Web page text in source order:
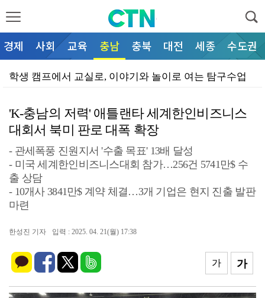
경제 사회 교육 충남 충북 대전 세종 수도권
학생 캠프에서 교실로, 이야기와 놀이로 여는 탐구수업
대전시의회 조성칠 의장, 시도의회의장협의회 2026년 …
안신일 세종시의장, 대한민국시도의회의장협의회 정기
논산시, 어르신 찾아가는 구강건강관리 가동… 맞춤형 의
논산시, 전 세계 홍역 확산 우려…예방수칙 준수 당부
대전 교사 3명, '2026 대한민국 과학교육상' 수상…
논산소방서, 폭염 속 에어컨 '실외기 화재' 주의
대전시, 폭염 대응 긴급 점검회의 개최…“과하다 싶을 …
'K-충남의 저력' 애틀랜타 세계한인비즈니스
대회서 북미 판로 대폭 확장
- 관세폭풍 진원지서 '수출 목표' 13배 달성
- 미국 세계한인비즈니스대회 참가…256건 5741만$ 수
출 상담
- 10개사 3841만$ 계약 체결…3개 기업은 현지 진출 발판
마련
한성진 기자 입력 : 2025. 04. 21(월) 17:38
가
가